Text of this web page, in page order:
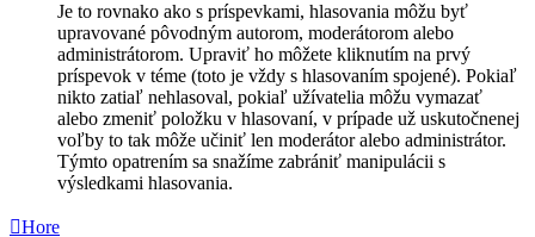
Je to rovnako ako s príspevkami, hlasovania môžu byť
upravované pôvodným autorom, moderátorom alebo
administrátorom. Upraviť ho môžete kliknutím na prvý
príspevok v téme (toto je vždy s hlasovaním spojené). Pokiaľ
nikto zatiaľ nehlasoval, pokiaľ užívatelia môžu vymazať
alebo zmeniť položku v hlasovaní, v prípade už uskutočnenej
voľby to tak môže učiniť len moderátor alebo administrátor.
Týmto opatrením sa snažíme zabrániť manipulácii s
výsledkami hlasovania.
Hore